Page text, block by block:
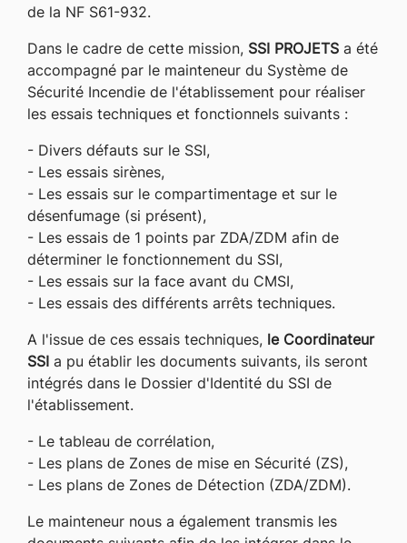
de la NF S61-932.
Dans le cadre de cette mission, SSI PROJETSa été
accompagné par le mainteneur du Système de
Sécurité Incendie de l'établissement pour réaliser
les essais techniques et fonctionnels suivants :
- Divers défauts sur le SSI,
- Les essais sirènes,
- Les essais sur le compartimentage et sur le
désenfumage (si présent),
- Les essais de 1 points par ZDA/ZDM afin de
déterminer le fonctionnement du SSI,
- Les essais sur la face avant du CMSI,
- Les essais des différents arrêts techniques.
A l'issue de ces essais techniques, le Coordinateur
SSI a pu établir les documents suivants, ils seront
intégrés dans le Dossier d'Identité du SSI de
l'établissement.
- Le tableau de corrélation,
- Les plans de Zones de mise en Sécurité (ZS),
- Les plans de Zones de Détection (ZDA/ZDM).
Le mainteneur nous a également transmis les